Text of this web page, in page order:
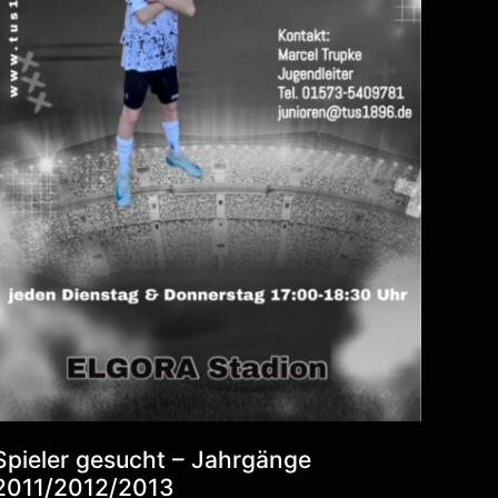
gesucht – Jahrgänge
2012/2013